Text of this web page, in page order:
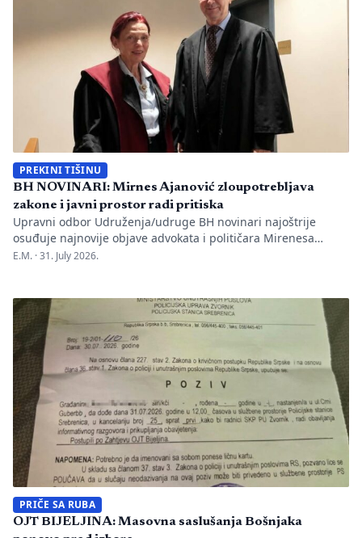
PREKINI TIŠINU
BH NOVINARI: Mirnes Ajanović zloupotrebljava
zakone i javni prostor radi pritiska
Upravni odbor Udruženja/udruge BH novinari najoštrije
osuđuje najnovije objave advokata i političara Mirenesa
Ajanovića i kontinuiranu kampanju javnog targetiranja,
Novinara Marka Divkovića i generalnu tajnicu Borku Rudić.
Nakon ranije podnesenih krivičnih prijava i tužbi za klevetu
protiv Anise Mahmutović i odgovornih osoba […]
E.M. ·31. July 2026.
PRIČE SA RUBA
OJT BIJELJINA: Masovna saslušanja Bošnjaka